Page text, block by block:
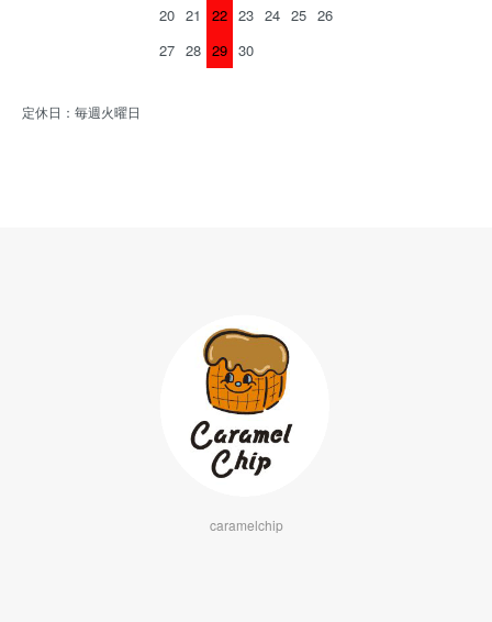
20 21 22 23 24 25 26
27 28 29 30
定休日：毎週火曜日
caramelchip